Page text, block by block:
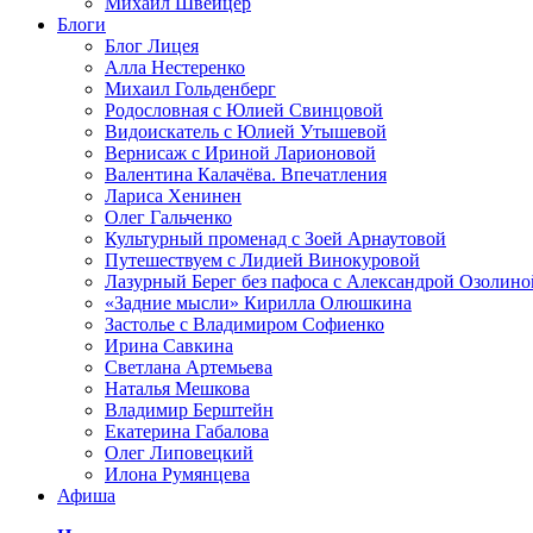
Блоги
Блог Лицея
Алла Нестеренко
Михаил Гольденберг
Родословная с Юлией Свинцовой
Видоискатель с Юлией Утышевой
Вернисаж с Ириной Ларионовой
Валентина Калачёва. Впечатления
Лариса Хенинен
Олег Гальченко
Культурный променад с Зоей Арнаутовой
Путешествуем с Лидией Винокуровой
Лазурный Берег без пафоса с Александрой
«Задние мысли» Кирилла Олюшкина
Застолье с Владимиром Софиенко
Ирина Савкина
Светлана Артемьева
Наталья Мешкова
Владимир Берштейн
Екатерина Габалова
Олег Липовецкий
Илона Румянцева
Афиша